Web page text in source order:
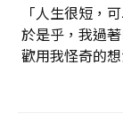
「人生很短，
於是乎，我過
歡用我怪奇的